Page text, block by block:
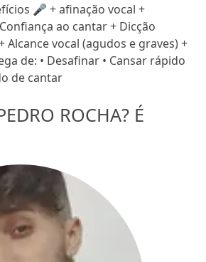
🎤 + afinação vocal +
ao cantar + Dicção
Alcance vocal (agudos e graves) +
de: • Desafinar • Cansar rápido
de cantar
ROCHA? É